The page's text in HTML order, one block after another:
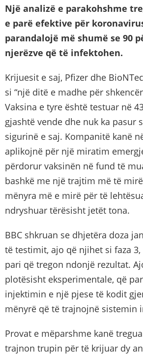
Një analizë e parakohshme
e parë efektive për
parandalojë më shumë se 90
njerëzve që të infektohen.
Krijuesit e saj, Pfizer dhe
si “një ditë e madhe për
Vaksina e tyre është testuar në
gjashtë vende dhe nuk ka pasur
sigurinë e saj. Kompanitë kanë
aplikojnë për një miratim
përdorur vaksinën në fund të
bashkë me një trajtim më të
mënyra më e mirë për të
ndryshuar tërësisht jetët tona.
BBC shkruan se dhjetëra doza
të testimit, ajo që njihet si faza
pari që tregon ndonjë rezultat.
plotësisht eksperimentale, që
injektimin e një pjese të kodit
mënyrë që të trajnojnë sistemin
Provat e mëparshme kanë
trajnon trupin për të krijuar dy